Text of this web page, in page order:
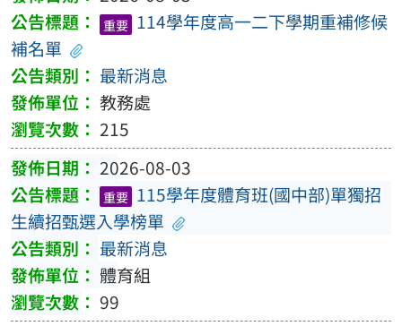
重要 114學年度高一二下學期重補修候
補名單
最新消息
教務處
215
2026-08-03
重要 115學年度體育班(國中部)單獨招
生續招甄選入學榜單
最新消息
體育組
99